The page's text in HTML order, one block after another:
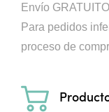
Envío
Para pedidos
proceso de